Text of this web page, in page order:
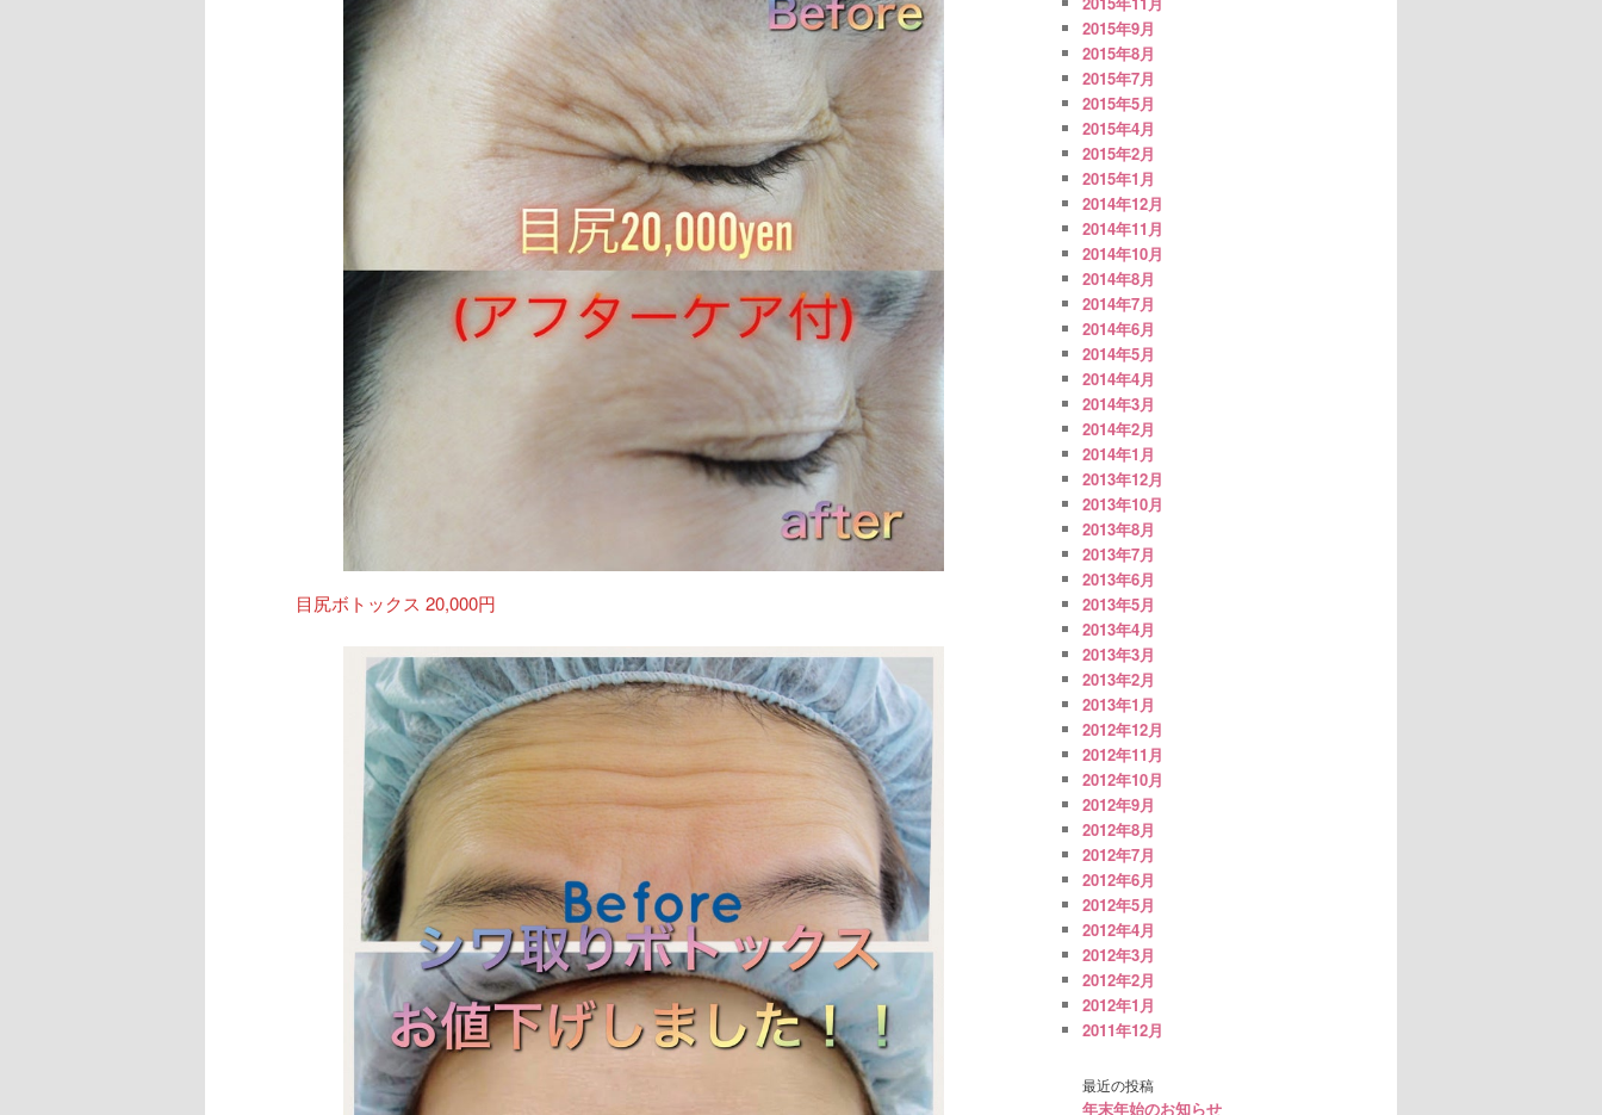
目尻ボトックス 20,000円
2015年9月
2015年8月
2015年7月
2015年5月
2015年4月
2015年2月
2015年1月
2014年12月
2014年11月
2014年10月
2014年8月
2014年7月
2014年6月
2014年5月
2014年4月
2014年3月
2014年2月
2014年1月
2013年12月
2013年10月
2013年8月
2013年7月
2013年6月
2013年5月
2013年4月
2013年3月
2013年2月
2013年1月
2012年12月
2012年11月
2012年10月
2012年9月
2012年8月
2012年7月
2012年6月
2012年5月
2012年4月
2012年3月
2012年2月
2012年1月
2011年12月
最近の投稿
年末年始のお知らせ